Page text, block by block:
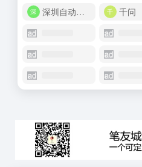
深圳自动化商城
千问